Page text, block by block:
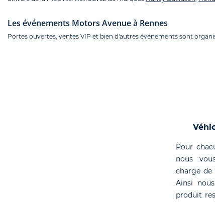
Les événements Motors Avenue à Rennes
Portes ouvertes, ventes VIP et bien d'autres événements sont
Pour
nous
charge de
Ainsi
produit